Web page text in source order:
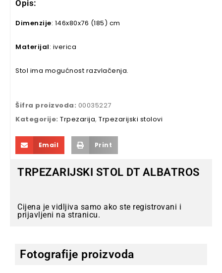
Opis:
Dimenzije: 146x80x76 (185) cm
Materijal: iverica
Stol ima mogućnost razvlačenja.
Šifra proizvoda: 00035227
Kategorije: Trpezarija, Trpezarijski stolovi
Email Print
TRPEZARIJSKI STOL DT ALBATROS
Cijena je vidljiva samo ako ste registrovani i
prijavljeni na stranicu.
Fotografije proizvoda